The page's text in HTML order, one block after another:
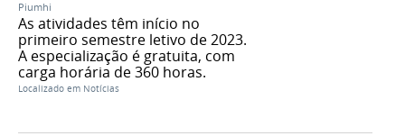
Piumhi
As atividades têm início no
primeiro semestre letivo de 2023.
A especialização é gratuita, com
carga horária de 360 horas.
Localizado em Notícias